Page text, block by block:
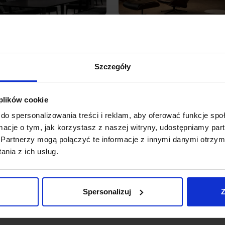
Szczegóły
cookie
spersonalizowania treści i reklam, aby oferować funkcje
o tym, jak korzystasz z naszej witryny, udostępniamy
mogą połączyć te informacje z innymi danymi
z ich usług.
Spersonalizuj
wisząca LED złota – jak
lampa wisząca LED – biżuteria
wysokiej klasy światło
bywa „tylko” oświetleniem.
Czytaj więcej chevron_right
Lampy podłogowe
jak...
wszystko było „jak z...
Czytaj więcej